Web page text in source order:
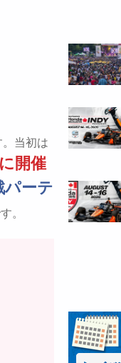
当初は
開催
パーテ
。